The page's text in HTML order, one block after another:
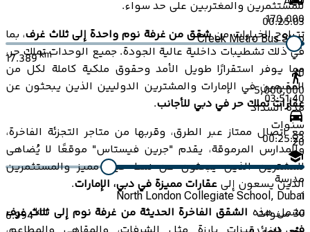
للمستثمرين والمغتربين على حد سواء.
تتراوح الخيارات منشقق من غرفة نوم واحدة إلى ثلاث غرف، بما
في ذلك تشطيبات داخلية عالية الجودة. جميع الوحدات تملك حر،
مما يوفر استقرارًا طويل الأمد وحقوق ملكية كاملة لكل من
المقيمين في الإمارات والمشترين الدوليين الذين يبحثون عن
عقارات تملك حر في دبي للأجانب.
مع اتصال ممتاز عبر الطرق، وقربها من متاجر التجزئة الفاخرة،
والمدارس المرموقة، يقدم "جرين فيستاس" موقعًا لا يُضاهى
للمشترين الذين يبحثون عن نمط حياة مميز والمستثمرين
الذين يسعون إلى عقارات مميزة في دبي، الإمارات.
تشمل هذه الشقق الفاخرة الحديثة من غرفة نوم إلى ثلاث غرف
00:25:03
Creek Metro Bus Stop
17.389km
03:51:40
00:25:23
مدرسة
North London Collegiate School, Dubai
6.994km
170,000
0
5,000,000
مدة السداد
سنوات
20
1
30سنوات